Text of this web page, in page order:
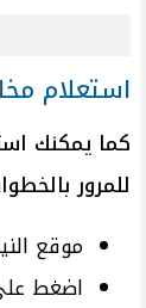
استعلام
كما يمكنك
للمرور
موقع
اضغط